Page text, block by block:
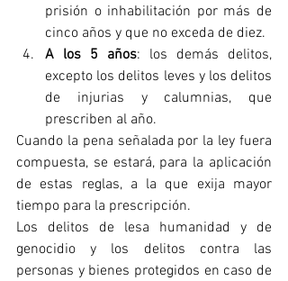
prisión o inhabilitación por más de
cinco años y que no exceda de diez.
A los 5 años: los demás delitos,
excepto los delitos leves y los delitos
de injurias y calumnias, que
prescriben al año.
Cuando la pena señalada por la ley fuera
compuesta, se estará, para la aplicación
de estas reglas, a la que exija mayor
tiempo para la prescripción.
Los delitos de lesa humanidad y de
genocidio y los delitos contra las
personas y bienes protegidos en caso de